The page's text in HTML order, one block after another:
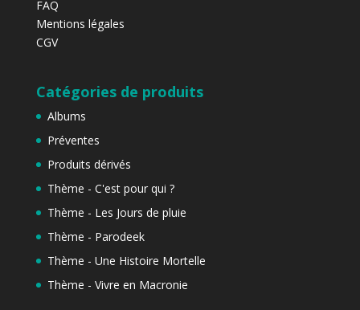
FAQ
Mentions légales
CGV
Catégories de produits
Albums
Préventes
Produits dérivés
Thème - C'est pour qui ?
Thème - Les Jours de pluie
Thème - Parodeek
Thème - Une Histoire Mortelle
Thème - Vivre en Macronie